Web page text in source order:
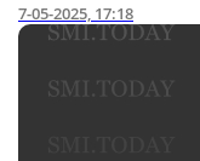
7-05-2025, 17:18